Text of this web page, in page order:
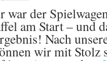
war der
am Start – und
Nach
wir mit Stolz